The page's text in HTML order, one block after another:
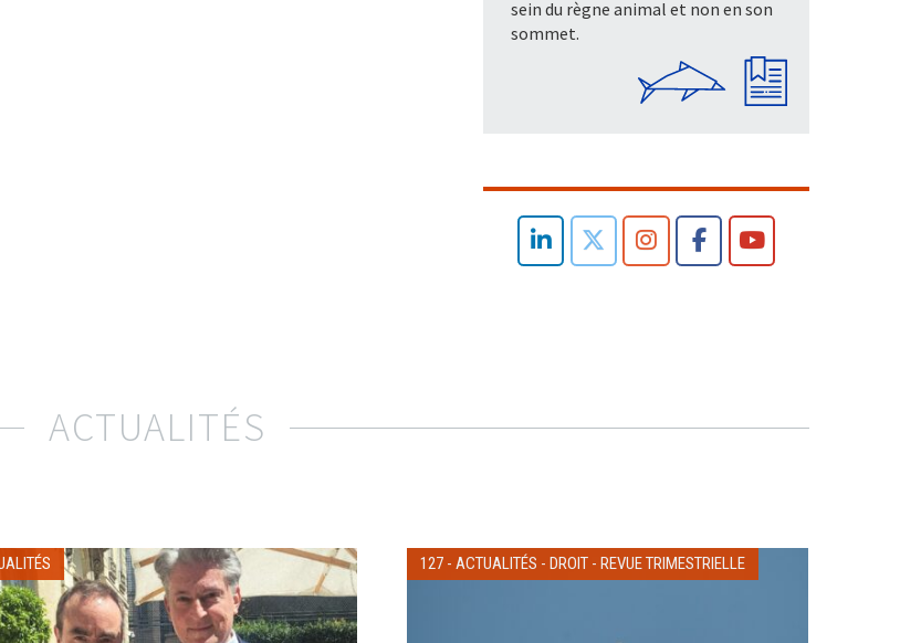
sein du règne animal et non en son
sommet.
ACTUALITÉS
127- ACTUALITÉS - DROIT- REVUE TRIMESTRIELLE